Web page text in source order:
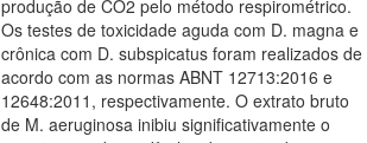
produção de CO2 pelo método respirométrico.
Os testes de toxicidade aguda com D. magna e
crônica com D. subspicatus foram realizados de
acordo com as normas ABNT 12713:2016 e
12648:2011, respectivamente. O extrato bruto
de M. aeruginosa inibiu significativamente o